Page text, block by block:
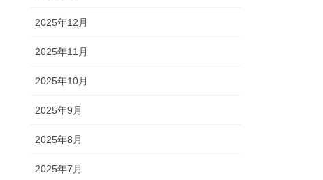
2025年12月
2025年11月
2025年10月
2025年9月
2025年8月
2025年7月